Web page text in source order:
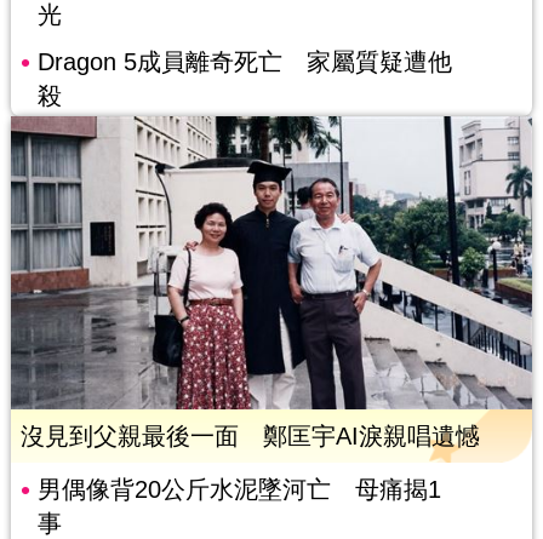
光
Dragon 5成員離奇死亡 家屬質疑遭他
殺
沒見到父親最後一面 鄭匡宇AI淚親唱遺憾
男偶像背20公斤水泥墜河亡 母痛揭1
事